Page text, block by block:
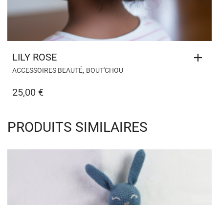
LILY ROSE
ACCESSOIRES BEAUTÉ, BOUT'CHOU
25,00 €
PRODUITS SIMILAIRES